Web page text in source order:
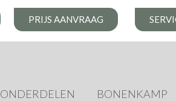
PRIJS AANVRAAG
ONDERDELEN BONENKAMP